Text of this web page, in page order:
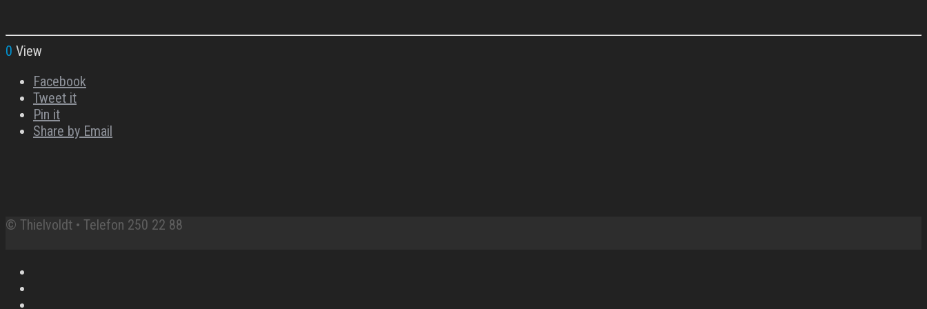
0 View
Facebook
Tweet it
Pin it
Share by Email
© Thielvoldt • Telefon 250 22 88